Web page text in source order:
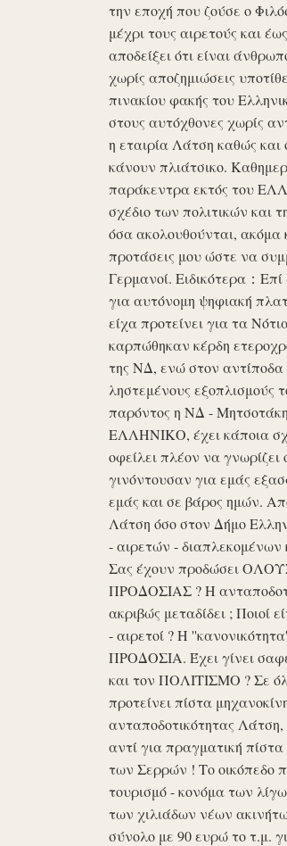
την εποχή που ζούσε ο
μέχρι τους αιρετούς και
αποδείξει ότι είναι
χωρίς αποζημιώσεις
πινακίου φακής του
στους αυτόχθονες χωρίς
η εταιρία Λάτση καθώς
κάνουν πλιάτσικο.
παράκεντρα εκτός του
σχέδιο των πολιτικών
όσα ακολουθούνται, ακόμα
προτάσεις μου ώστε να
Γερμανοί. Ειδικότερα：
για αυτόνομη ψηφιακή
είχα προτείνει για τα
καρπώθηκαν κέρδη
της ΝΔ, ενώ στον
ληστεμένους
παρόντος η ΝΔ -
ΕΛΛΗΝΙΚΟ, έχει κάποια
οφείλει πλέον να
γινόντουσαν για εμάς
εμάς και σε βάρος ημών.
Λάτση όσο στον Δήμο
- αιρετών - διαπλεκομένων
Σας έχουν προδώσει
ΠΡΟΔΟΣΙΑΣ ? Η
ακριβώς μεταδίδει ; Ποιοί
- αιρετοί ? Η
ΠΡΟΔΟΣΙΑ. Έχει γίνει
και τον ΠΟΛΙΤΙΣΜΟ ? Σε
προτείνει πίστα
ανταποδοτικότητας Λάτση,
αντί για πραγματική
των Σερρών ! Το οικόπεδο
τουρισμό - κονόμα των
των χιλιάδων νέων
σύνολο με 90 ευρώ το τ.μ.